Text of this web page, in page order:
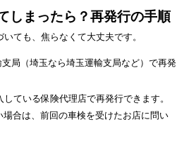
しまったら？再発行の手順
ても、焦らなくて大丈夫です。
局（埼玉なら埼玉運輸支局など）で再発
している保険代理店で再発行できます。
合は、前回の車検を受けたお店に問い